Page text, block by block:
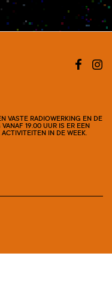
VASTE RADIOWERKING EN DE
19.00 UUR IS ER EEN
IN DE WEEK.